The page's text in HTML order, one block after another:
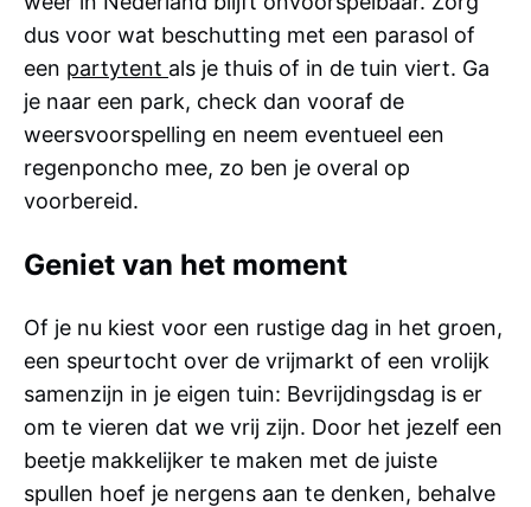
dus voor wat beschutting met een parasol of
een partytent als je thuis of in de tuin viert. Ga
je naar een park, check dan vooraf de
weersvoorspelling en neem eventueel een
regenponcho mee, zo ben je overal op
voorbereid.
Geniet van het moment
Of je nu kiest voor een rustige dag in het groen,
een speurtocht over de vrijmarkt of een vrolijk
samenzijn in je eigen tuin: Bevrijdingsdag is er
om te vieren dat we vrij zijn. Door het jezelf een
beetje makkelijker te maken met de juiste
spullen hoef je nergens aan te denken, behalve